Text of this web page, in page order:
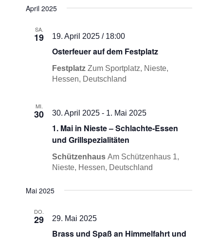
wählen.
April 2025
SA.
19
Osterfeuer auf dem Festplatz
19. April 2025 / 18:00
FestplatzZum Sportplatz, Nieste,
Hessen, Deutschland
MI.
30
1. Mai in Nieste – Schlachte-Essen
und Grillspezialitäten
30. April 2025 - 1. Mai 2025
SchützenhausAm Schützenhaus 1,
Nieste, Hessen, Deutschland
Mai 2025
DO.
29
Brass und Spaß an Himmelfahrt und
29. Mai 2025